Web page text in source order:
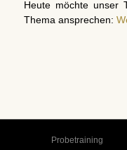
Heute möchte unser
Thema ansprechen:
Probetraining